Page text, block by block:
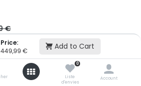
Price:
449,99 € Add to Cart
0
Liste
d'envies
Account
€
Ajouter au panier